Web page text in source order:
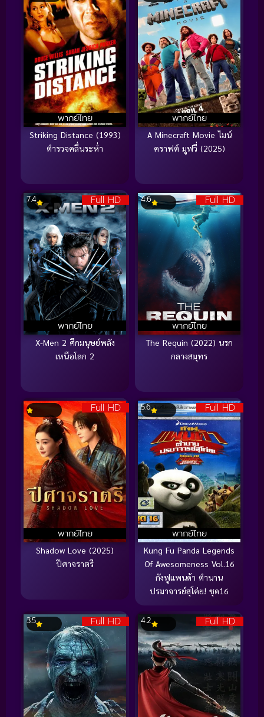
พากย์ไทย
Striking Distance (1993)
ตำรวจคลื่นระห่ำ
พากย์ไทย
A Minecraft Movie ไมน์
คราฟต์ มูฟวี่ (2025)
Full HD
พากย์ไทย
7.4
X-Men 2 ศึกมนุษย์พลัง
เหนือโลก 2
Full HD
พากย์ไทย
4.6
The Requin (2022) นรก
กลางสมุทร
Full HD
พากย์ไทย
Shadow Love (2025)
ปีศาจราตรี
Full HD
พากย์ไทย
5.6
Kung Fu Panda Legends
Of Awesomeness Vol.16
กังฟูแพนด้า ตำนาน
ปรมาจารย์สุโค่ย! ชุด16
Full HD
3.5 Full HD
4.2